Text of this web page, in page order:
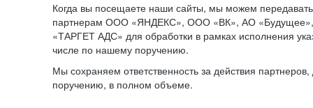
Когда вы посещаете наши сайты, мы можем
партнерам ООО «ЯНДЕКС», ООО «ВК», АО
«ТАРГЕТ АДС» для обработки в рамках исполнения
числе по нашему поручению.
Мы сохраняем ответственность за действия
поручению, в полном объеме.